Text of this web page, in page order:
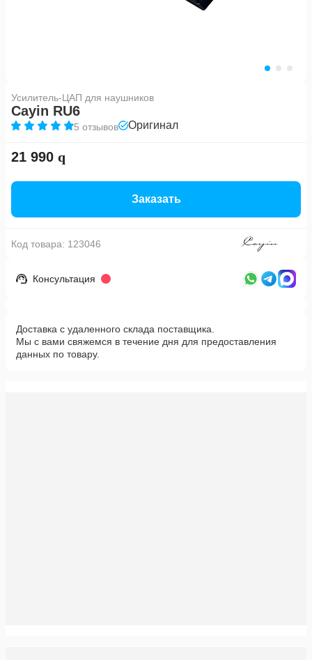
Усилитель-ЦАП для наушников
Cayin RU6
5 отзывов Оригинал
21 990
Заказать
Код товара: 123046
Консультация
Доставка с удаленного склада поставщика.
Мы с вами свяжемся в течение дня для предоставления
данных по товару.